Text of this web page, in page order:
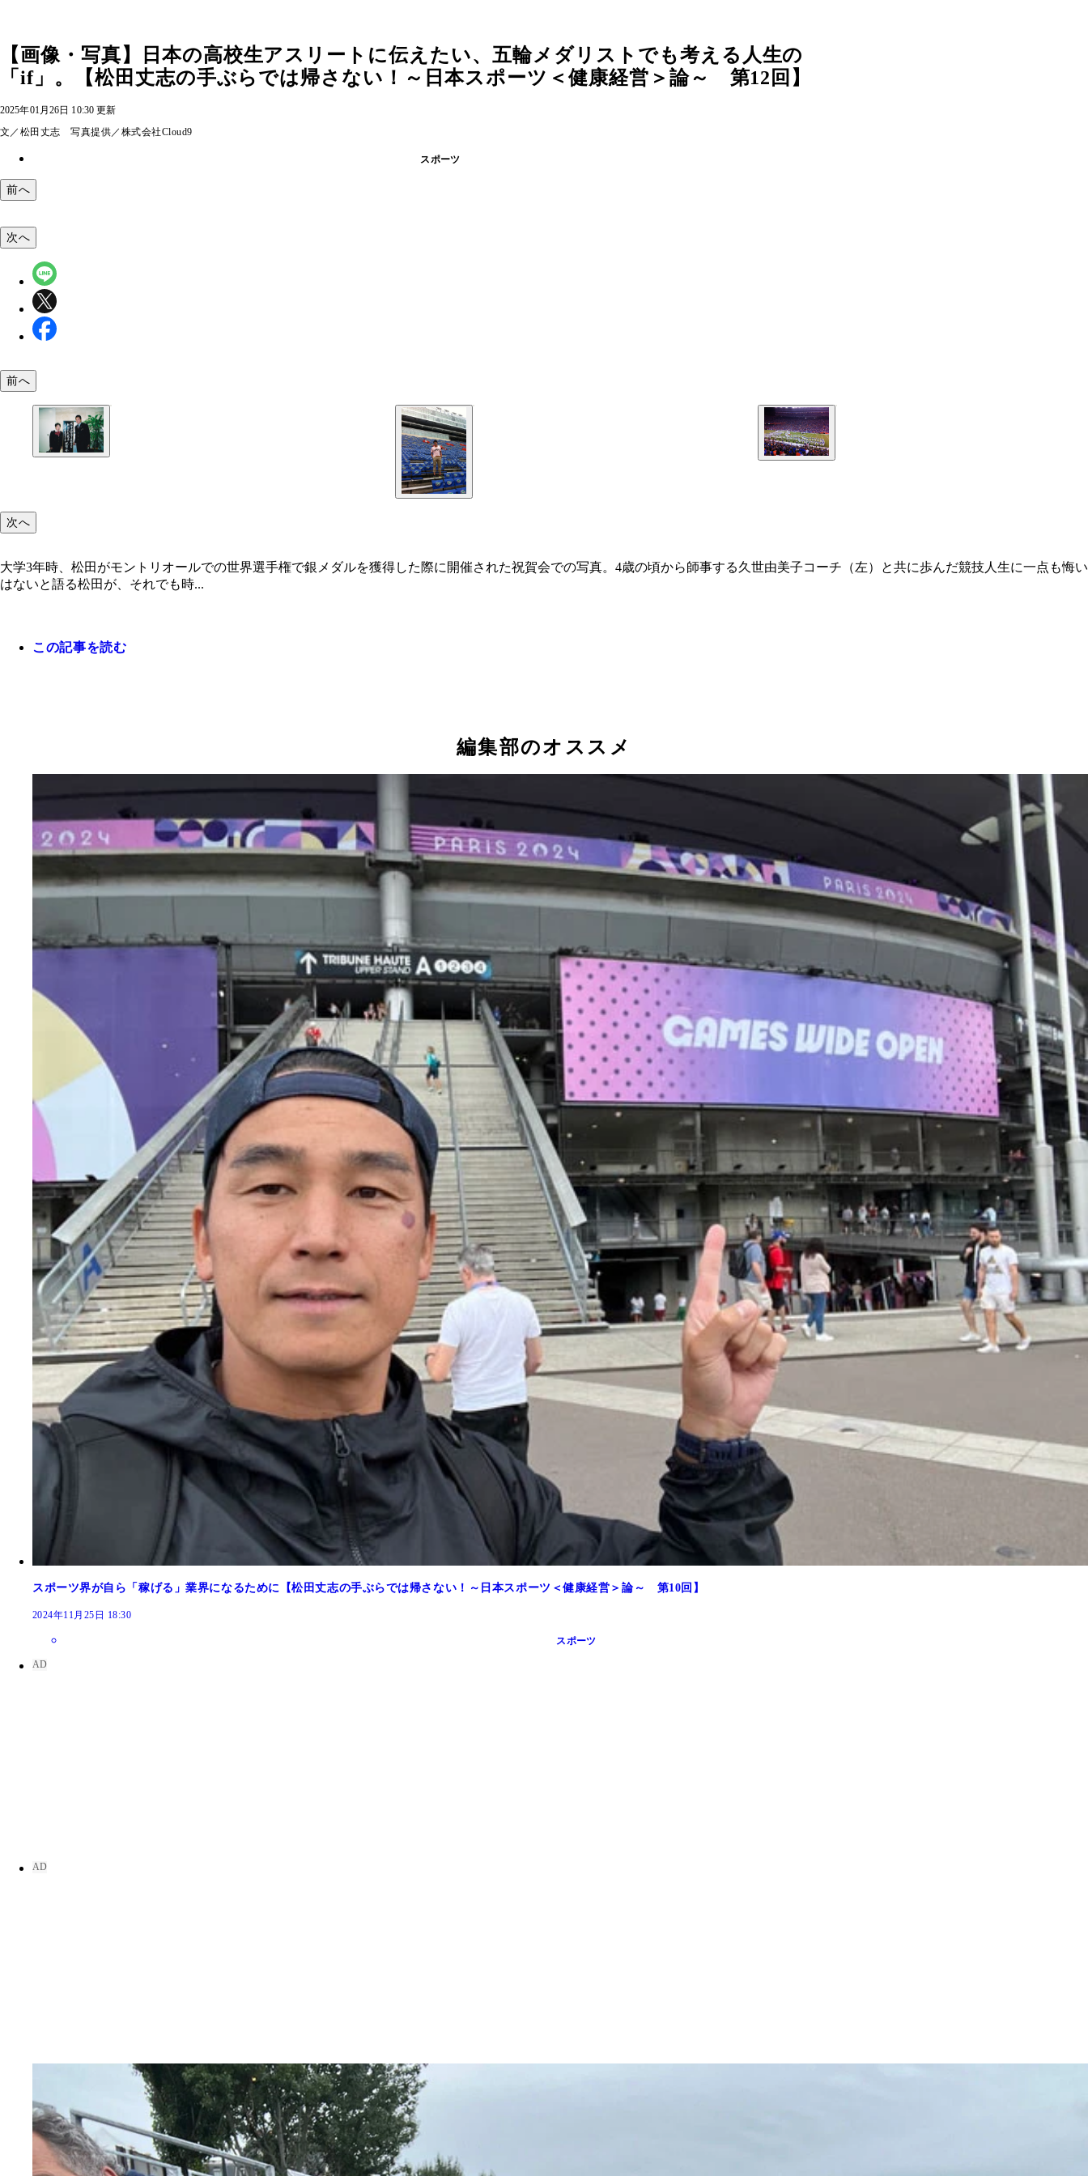
【画像・写真】日本の高校生アスリートに伝えたい、五輪メダリストでも考える人生の
「if」。【松田丈志の手ぶらでは帰さない！～日本スポーツ＜健康経営＞論～ 第12回】
2025年01月26日 10:30 更新
文／松田丈志 写真提供／株式会社Cloud9
スポーツ
前へ
大学3年時、松田がモントリオールでの世界選手権で銀メダルを獲得した際に開催された祝賀会での写真。4歳の頃から師事する久世由美子コーチ（左）と共に歩んだ競技人生
も悔いはないと語る松田が、それでも時折考える人生の岐路について――。今回は、自身の経験をもとに日本の若きアスリートたちにエールを送る
フロリダ大学は、収容人数9万人のスタジアム、長水路プール2面、広大なトレーニングルームなど設備面のほか、外国人の受け入れ態勢も素晴らしかったと松田は振り返る
次へ
前へ
次へ
大学3年時、松田がモントリオールでの世界選手権で銀メダルを獲得した際に開催された祝賀会での写真。4歳の頃から師事する久世由美子コーチ（左）と共に歩んだ競技人生に一点も悔い
はないと語る松田が、それでも時...
この記事を読む
編集部のオススメ
スポーツ界が自ら「稼げる」業界になるために【松田丈志の手ぶらでは帰さない！～日本スポーツ＜健康経営＞論～ 第10回】
2024年11月25日 18:30
スポーツ